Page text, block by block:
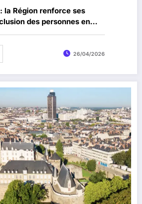
la Région renforce ses
des personnes en
26/04/2026